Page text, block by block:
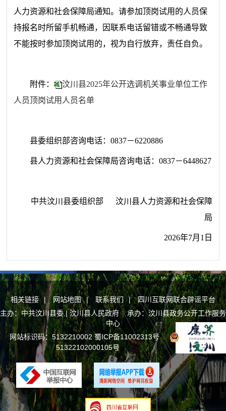
人力资源和社会保障局通知。请参加顶岗试用的人员保
持报名时所留手机畅通，因联系电话留错或不畅通导致
不能按时参加顶岗试用的，视为自行放弃，责任自负。
附件：
汶川县2025年公开选调机关事业单位工作
人员顶岗试用人员名单
县委组织部咨询电话：0837－6220886
县人力资源和社会保障局咨询电话：0837－6448627
中共汶川县委组织部 汶川县人力资源和社会保障
局
2026年7月 1 日
相关链接 | 网站地图 | 联系我们 |
四川互联网联合辟谣平台
主办：中共汶川县委 | 汶川县人民政府 承办：汶川县政务公开工作服务
中心
网站标识码：5132210002蜀ICP备11002313号
川公网安备
51322102000105号